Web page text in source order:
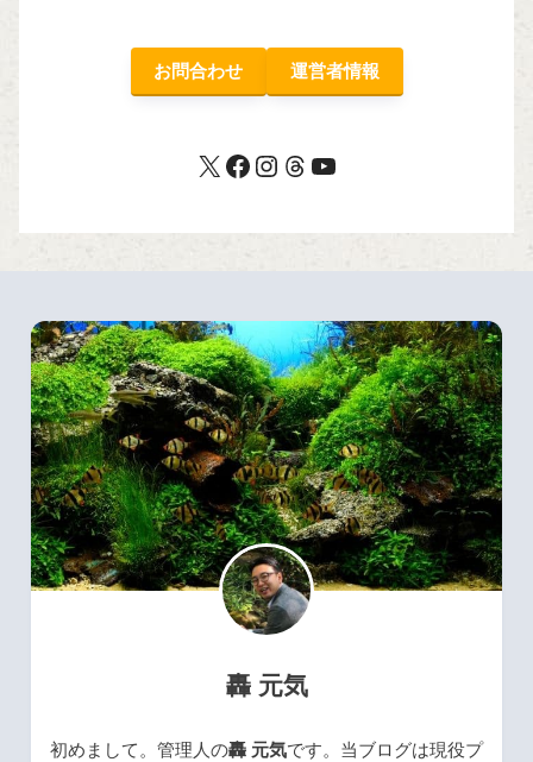
お問合わせ 運営者情報
轟 元気
初めまして。管理人の轟 元気です。当ブログは現役プ